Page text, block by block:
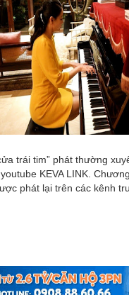
trái tim” phát thường
KEVA LINK.
phát lại trên các kênh